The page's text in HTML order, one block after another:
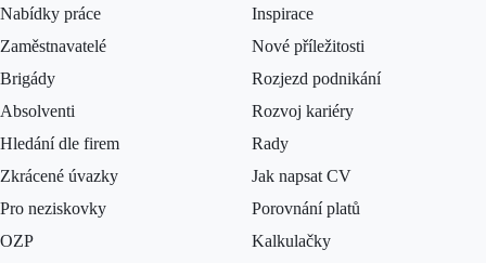
Nabídky práce
Zaměstnavatelé
Brigády
Absolventi
Hledání dle firem
Zkrácené úvazky
Pro neziskovky
OZP
Inspirace
Nové příležitosti
Rozjezd podnikání
Rozvoj kariéry
Rady
Jak napsat CV
Porovnání platů
Kalkulačky